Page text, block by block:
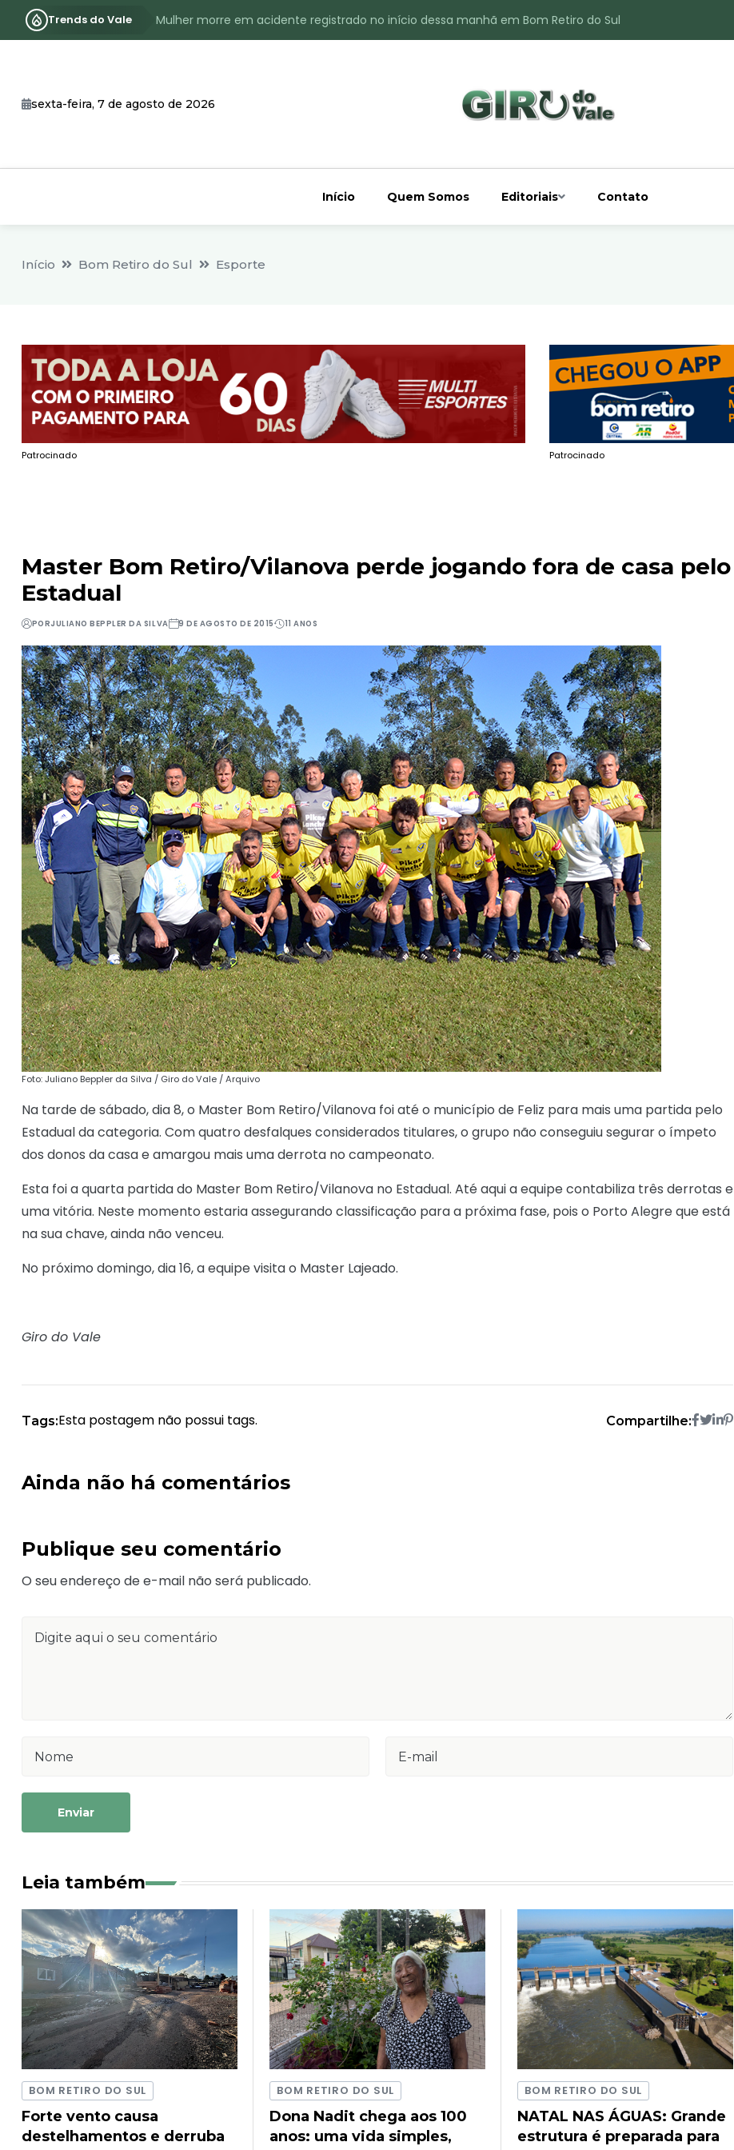
Trends do Vale
Mulher morre em acidente registrado no início dessa manhã em Bom Retiro do Sul
Identificado o jovem assassinado no interior de Bom Retiro do Sul
sexta-feira, 7 de agosto de 2026
Início Quem Somos Editoriais Contato
Início Bom Retiro do Sul Esporte
Patrocinado Patrocinado
Master Bom Retiro/Vilanova perde jogando fora de casa pelo
Estadual
PORJULIANO BEPPLER DA SILVA 9 DE AGOSTO DE 2015 11 ANOS
Foto: Juliano Beppler da Silva / Giro do Vale / Arquivo
Na tarde de sábado, dia 8, o Master Bom Retiro/Vilanova foi até o município de Feliz para mais uma partida pelo
Estadual da categoria. Com quatro desfalques considerados titulares, o grupo não conseguiu segurar o ímpeto
dos donos da casa e amargou mais uma derrota no campeonato.
Esta foi a quarta partida do Master Bom Retiro/Vilanova no Estadual. Até aqui a equipe contabiliza três derrotas e
uma vitória. Neste momento estaria assegurando classificação para a próxima fase, pois o Porto Alegre que está
na sua chave, ainda não venceu.
No próximo domingo, dia 16, a equipe visita o Master Lajeado.
Giro do Vale
Tags:Esta postagem não possui tags. Compartilhe:
Ainda não há comentários
Publique seu comentário
O seu endereço de e-mail não será publicado.
Enviar
Leia também
BOM RETIRO DO SUL
Forte vento causa
destelhamentos e derruba
BOM RETIRO DO SUL
Dona Nadit chega aos 100
anos: uma vida simples,
BOM RETIRO DO SUL
NATAL NAS ÁGUAS: Grande
estrutura é preparada para